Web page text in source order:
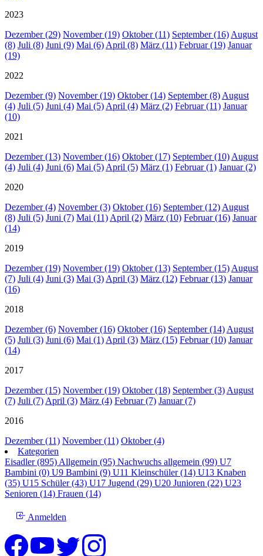
2023
Dezember (29) November (19) Oktober (11) September (16) August
(8) Juli (8) Juni (9) Mai (6) April (8) März (11) Februar (19) Januar
(19)
2022
Dezember (9) November (19) Oktober (14) September (8) August
(4) Juli (5) Juni (4) Mai (5) April (4) März (2) Februar (11) Januar
(10)
2021
Dezember (13) November (16) Oktober (17) September (10) August
(4) Juli (4) Juni (6) Mai (5) April (5) März (1) Februar (1) Januar (2)
2020
Dezember (4) November (3) Oktober (16) September (12) August
(8) Juli (5) Juni (7) Mai (11) April (2) März (10) Februar (16) Januar
(14)
2019
Dezember (19) November (19) Oktober (13) September (15) August
(7) Juli (4) Juni (3) Mai (3) April (3) März (12) Februar (13) Januar
(16)
2018
Dezember (6) November (16) Oktober (16) September (14) August
(5) Juli (3) Juni (6) Mai (1) April (3) März (15) Februar (10) Januar
(14)
2017
Dezember (15) November (19) Oktober (18) September (3) August
(7) Juli (7) April (3) März (4) Februar (7) Januar (7)
2016
Dezember (11) November (11) Oktober (4)
Kategorien
Eisadler (895) Allgemein (95) Nachwuchs allgemein (99) U7
Bambini (0) U9 Bambini (9) U11 Kleinschüler (14) U13 Knaben
(35) U15 Schüler (43) U17 Jugend (29) U20 Junioren (22) U23
Senioren (14) Frauen (14)
Anmelden